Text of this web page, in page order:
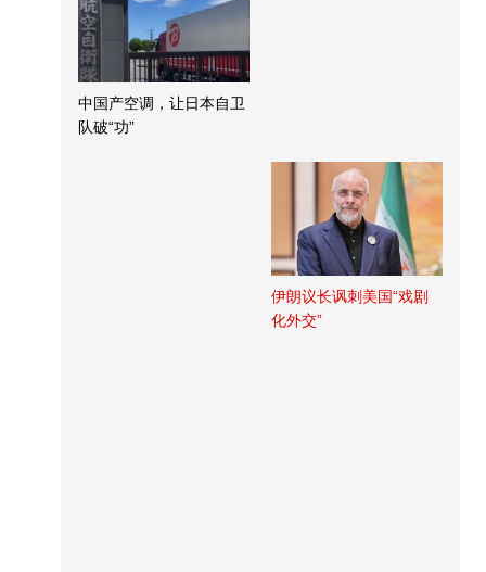
中国产空调，让日本自卫
队破“功”
伊朗议长讽刺美国“戏剧
化外交”